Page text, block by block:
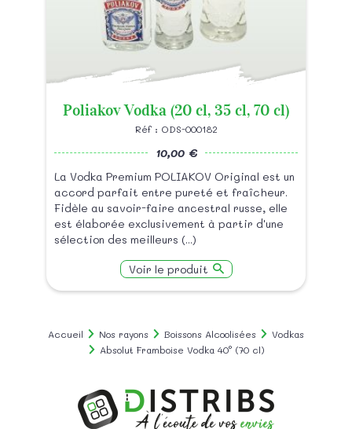
Poliakov Vodka (20 cl, 35 cl, 70 cl)
Réf : ODS-000182
10,00 €
La Vodka Premium POLIAKOV Original est un
accord parfait entre pureté et fraîcheur.
Fidèle au savoir-faire ancestral russe, elle
est élaborée exclusivement à partir d'une
sélection des meilleurs (...)
Voir le produit
Accueil Nos rayons Boissons Alcoolisées
Vodkas
Absolut Framboise Vodka 40° (70 cl)